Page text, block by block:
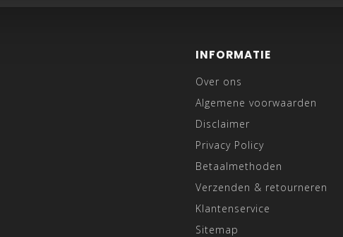
INFORMATIE
Over ons
Algemene voorwaarden
Disclaimer
Privacy Policy
Betaalmethoden
Verzenden & retourneren
Klantenservice
Sitemap